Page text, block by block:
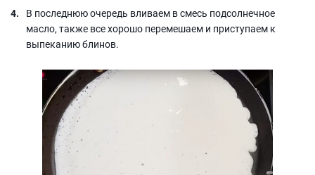
В последнюю очередь вливаем в смесь подсолнечное
масло, также все хорошо перемешаем и приступаем к
выпеканию блинов.